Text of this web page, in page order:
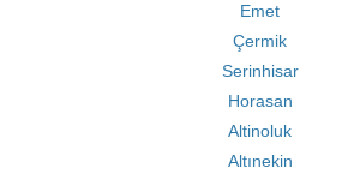
Emet
Çermik
Serinhisar
Horasan
Altinoluk
Altınekin